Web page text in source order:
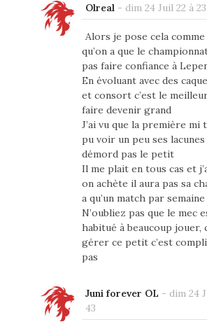
Olreal - dim 24 Juil 22 à
Alors je pose cela comme
qu’on a que le
pas faire confiance à
En évoluant avec des
et consort c’est le
faire devenir grand
J’ai vu que la première mi
pu voir un peu ses
démord pas le petit
Il me plait en tous cas et
on achète il aura pas sa
a qu’un match par semaine
N’oubliez pas que le mec
habitué à beaucoup jouer,
gérer ce petit c’est
pas
Juni forever OL - dim 24
43